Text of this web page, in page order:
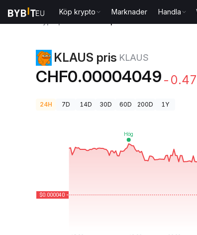
Köp krypto Marknader Handla
KLAUS pris KLAUS
CHF0.00004049 -
24H 7D 14D 30D 60D 200D 1Y